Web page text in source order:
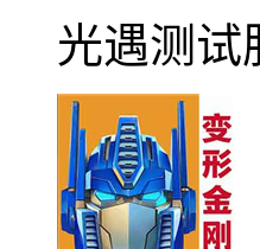
光遇测试